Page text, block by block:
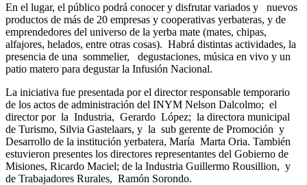
En el lugar, el público podrá conocer y disfrutar variados y nuevos
productos de más de 20 empresas y cooperativas yerbateras, y de
emprendedores del universo de la yerba mate (mates, chipas,
alfajores, helados, entre otras cosas). Habrá distintas actividades, la
presencia de una sommelier, degustaciones, música en vivo y un
patio matero para degustar la Infusión Nacional.
La iniciativa fue presentada por el director responsable temporario
de los actos de administración del INYM Nelson Dalcolmo; el
director por la Industria, Gerardo López; la directora municipal
de Turismo, Silvia Gastelaars, y la sub gerente de Promoción y
Desarrollo de la institución yerbatera, María Marta Oria. También
estuvieron presentes los directores representantes del Gobierno de
Misiones, Ricardo Maciel; de la Industria Guillermo Rousillion, y
de Trabajadores Rurales, Ramón Sorondo.